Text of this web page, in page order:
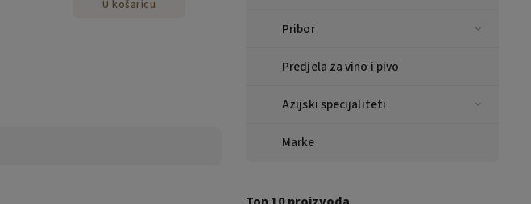
Pribor
Predjela za vino i pivo
Azijski specijaliteti
Marke
U košaricu